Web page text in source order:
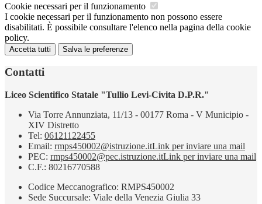
Cookie necessari per il funzionamento
I cookie necessari per il funzionamento non possono essere
disabilitati. È possibile consultare l'elenco nella pagina della cookie
policy.
Accetta tutti Salva le preferenze
Contatti
Liceo Scientifico Statale "Tullio Levi-Civita D.P.R."
Via Torre Annunziata, 11/13 - 00177 Roma - V Municipio -
XIV Distretto
Tel: 06121122455
Email: rmps450002@istruzione.itLink per inviare una mail
PEC: rmps450002@pec.istruzione.itLink per inviare una mail
C.F.: 80216770588
Codice Meccanografico: RMPS450002
Sede Succursale: Viale della Venezia Giulia 33